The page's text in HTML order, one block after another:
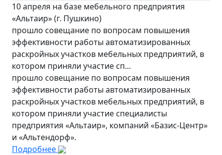
10 апреля на базе мебельного предприятия
«Альтаир» (г. Пушкино)
прошло совещание по вопросам повышения
эффективности работы автоматизированных
раскройных участков мебельных предприятий, в
котором приняли участие сп...
прошло совещание по вопросам повышения
эффективности работы автоматизированных
раскройных участков мебельных предприятий, в
котором приняли участие специалисты
предприятия «Альтаир», компаний «Базис-Центр»
и «Альтендорф».
Подробнее